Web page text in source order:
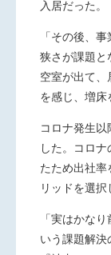
入居だった。
「その後、
狭さが課題と
空室が出て、
を感じ、増床
コロナ発生
した。コロ
たため出社率
リッドを選択
「実はかな
いう課題解決